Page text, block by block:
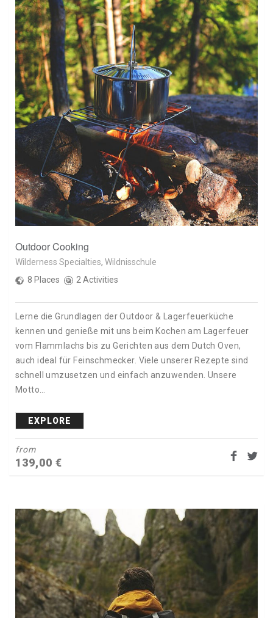
Outdoor Cooking
Wilderness Specialties, Wildnisschule
8 Places
2 Activities
Lerne die Grundlagen der Outdoor & Lagerfeuerküche
kennen und genieße mit uns beim Kochen am Lagerfeuer
vom Flammlachs bis zu Gerichten aus dem Dutch Oven,
auch ideal für Feinschmecker. Viele unserer Rezepte sind
schnell umzusetzen und einfach anzuwenden. Unsere
Motto…
EXPLORE
from
139,00 €